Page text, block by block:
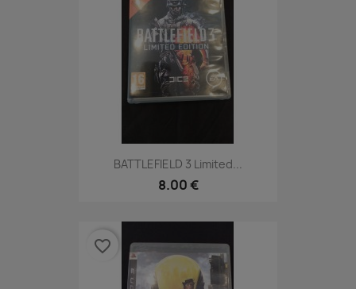
BATTLEFIELD 3 Limited...
8.00 €
favorite_border